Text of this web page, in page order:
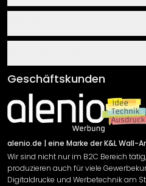
Über uns
Klebe- und
Newsletter An-/Abmeldung
Sendungsverfolgung
AGB
Impressum
Versand & Zahlung
Rücksendung
Widerrufsrecht
Datenschutzerklärung
Geschäftskunden
alenio.de | eine Marke der K&L Wall-
Wir sind nicht nur im B2C Bereich
produzieren auch für viele
Digitaldrucke und Werbetechnik am